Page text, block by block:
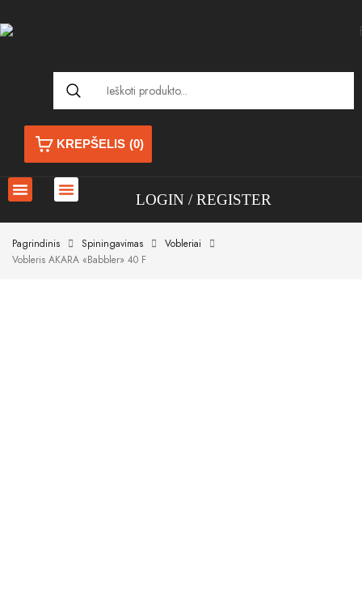
KREPŠELIS (0)
LOGIN REGISTER
Pagrindinis Spiningavimas
Vobleriai
Vobleris AKARA «Babbler» 40 F